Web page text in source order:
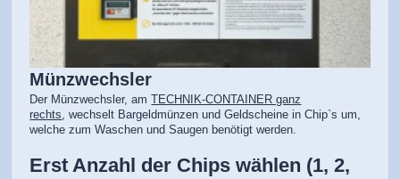
Münzwechsler
Der Münzwechsler, amTECHNIK-CONTAINER ganz
rechts, wechselt Bargeldmünzen und Geldscheine in Chip`s um,
welche zum Waschen und Saugen benötigt werden.
Erst Anzahl der Chips wählen (1, 2,